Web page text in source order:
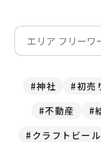
観
福岡のイ
福岡のビ
福岡の フ
神社 初売
不動産
クラフトビール